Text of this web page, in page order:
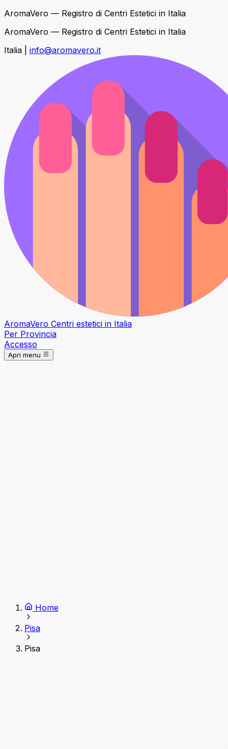
AromaVero — Registro di Centri Estetici in Italia
AromaVero — Registro di Centri Estetici in Italia
Italia
info@aromavero.it
AromaVero Centri estetici in Italia
Per Provincia
Accesso
Apri menu
Home
Pisa
Pisa